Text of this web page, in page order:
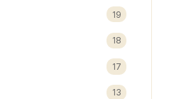
19
18
17
13